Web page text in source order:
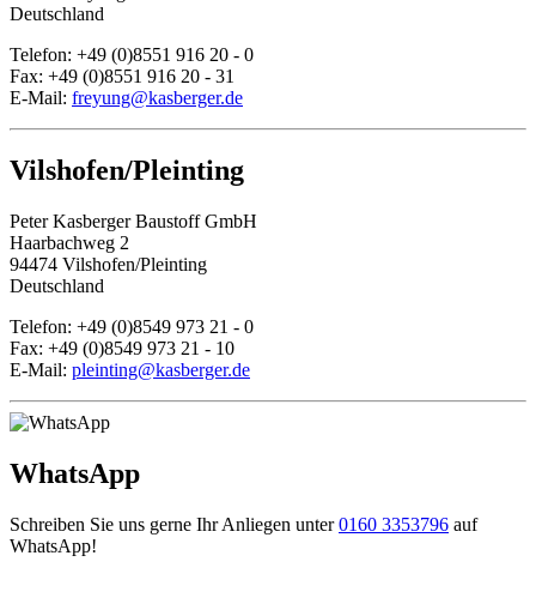
Deutschland
Telefon: +49 (0)8551 916 20 - 0
Fax: +49 (0)8551 916 20 - 31
E-Mail: freyung@kasberger.de
Vilshofen/Pleinting
Peter Kasberger Baustoff GmbH
Haarbachweg 2
94474 Vilshofen/Pleinting
Deutschland
Telefon: +49 (0)8549 973 21 - 0
Fax: +49 (0)8549 973 21 - 10
E-Mail: pleinting@kasberger.de
WhatsApp
Schreiben Sie uns gerne Ihr Anliegen unter0160 3353796 auf
WhatsApp!